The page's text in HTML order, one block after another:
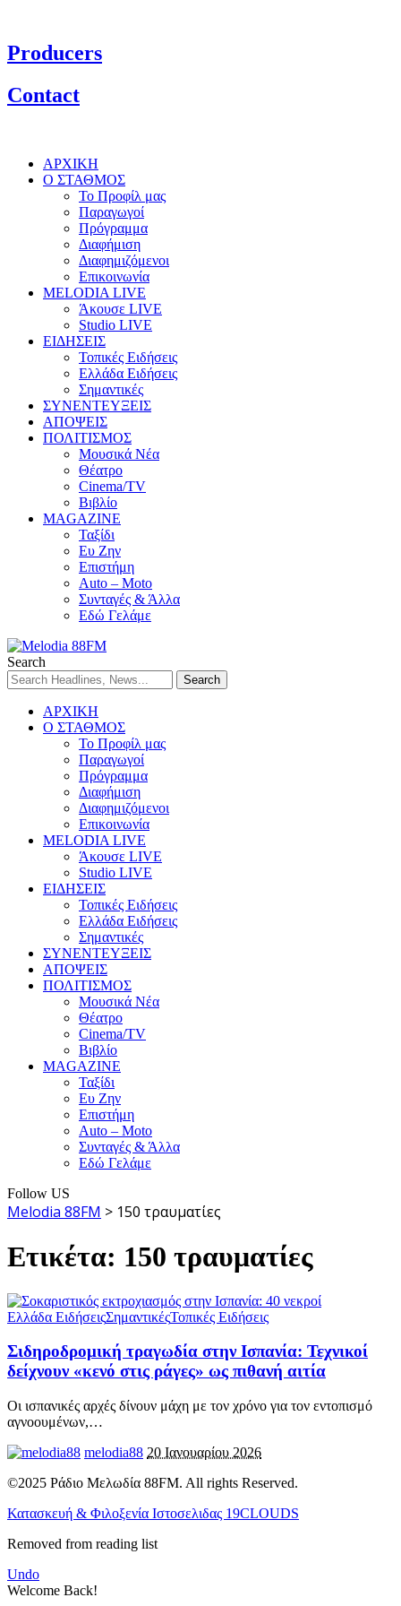
Producers
Contact
ΑΡΧΙΚΗ
Ο ΣΤΑΘΜΟΣ
Το Προφίλ μας
Παραγωγοί
Πρόγραμμα
Διαφήμιση
Διαφημιζόμενοι
Επικοινωνία
MELODIA LIVE
Άκουσε LIVE
Studio LIVE
ΕΙΔΗΣΕΙΣ
Τοπικές Ειδήσεις
Ελλάδα Ειδήσεις
Σημαντικές
ΣΥΝΕΝΤΕΥΞΕΙΣ
ΑΠΟΨΕΙΣ
ΠΟΛΙΤΙΣΜΟΣ
Μουσικά Νέα
Θέατρο
Cinema/TV
Βιβλίο
MAGAZINE
Ταξίδι
Ευ Ζην
Επιστήμη
Auto – Moto
Συνταγές & Άλλα
Εδώ Γελάμε
Search
ΑΡΧΙΚΗ
Ο ΣΤΑΘΜΟΣ
Το Προφίλ μας
Παραγωγοί
Πρόγραμμα
Διαφήμιση
Διαφημιζόμενοι
Επικοινωνία
MELODIA LIVE
Άκουσε LIVE
Studio LIVE
ΕΙΔΗΣΕΙΣ
Τοπικές Ειδήσεις
Ελλάδα Ειδήσεις
Σημαντικές
ΣΥΝΕΝΤΕΥΞΕΙΣ
ΑΠΟΨΕΙΣ
ΠΟΛΙΤΙΣΜΟΣ
Μουσικά Νέα
Θέατρο
Cinema/TV
Βιβλίο
MAGAZINE
Ταξίδι
Ευ Ζην
Επιστήμη
Auto – Moto
Συνταγές & Άλλα
Εδώ Γελάμε
Follow US
Melodia 88FM > 150 τραυματίες
Ετικέτα: 150 τραυματίες
Ελλάδα ΕιδήσειςΣημαντικέςΤοπικές Ειδήσεις
Σιδηροδρομική τραγωδία στην Ισπανία: Τεχνικοί
δείχνουν «κενό στις ράγες» ως πιθανή αιτία
Οι ισπανικές αρχές δίνουν μάχη με τον χρόνο για τον εντοπισμό
αγνοουμένων,…
melodia88 20 Ιανουαρίου 2026
©2025 Ράδιο Μελωδία 88FM. All rights Reserved.
Κατασκευή & Φιλοξενία Ιστοσελιδας 19CLOUDS
Removed from reading list
Undo
Welcome Back!